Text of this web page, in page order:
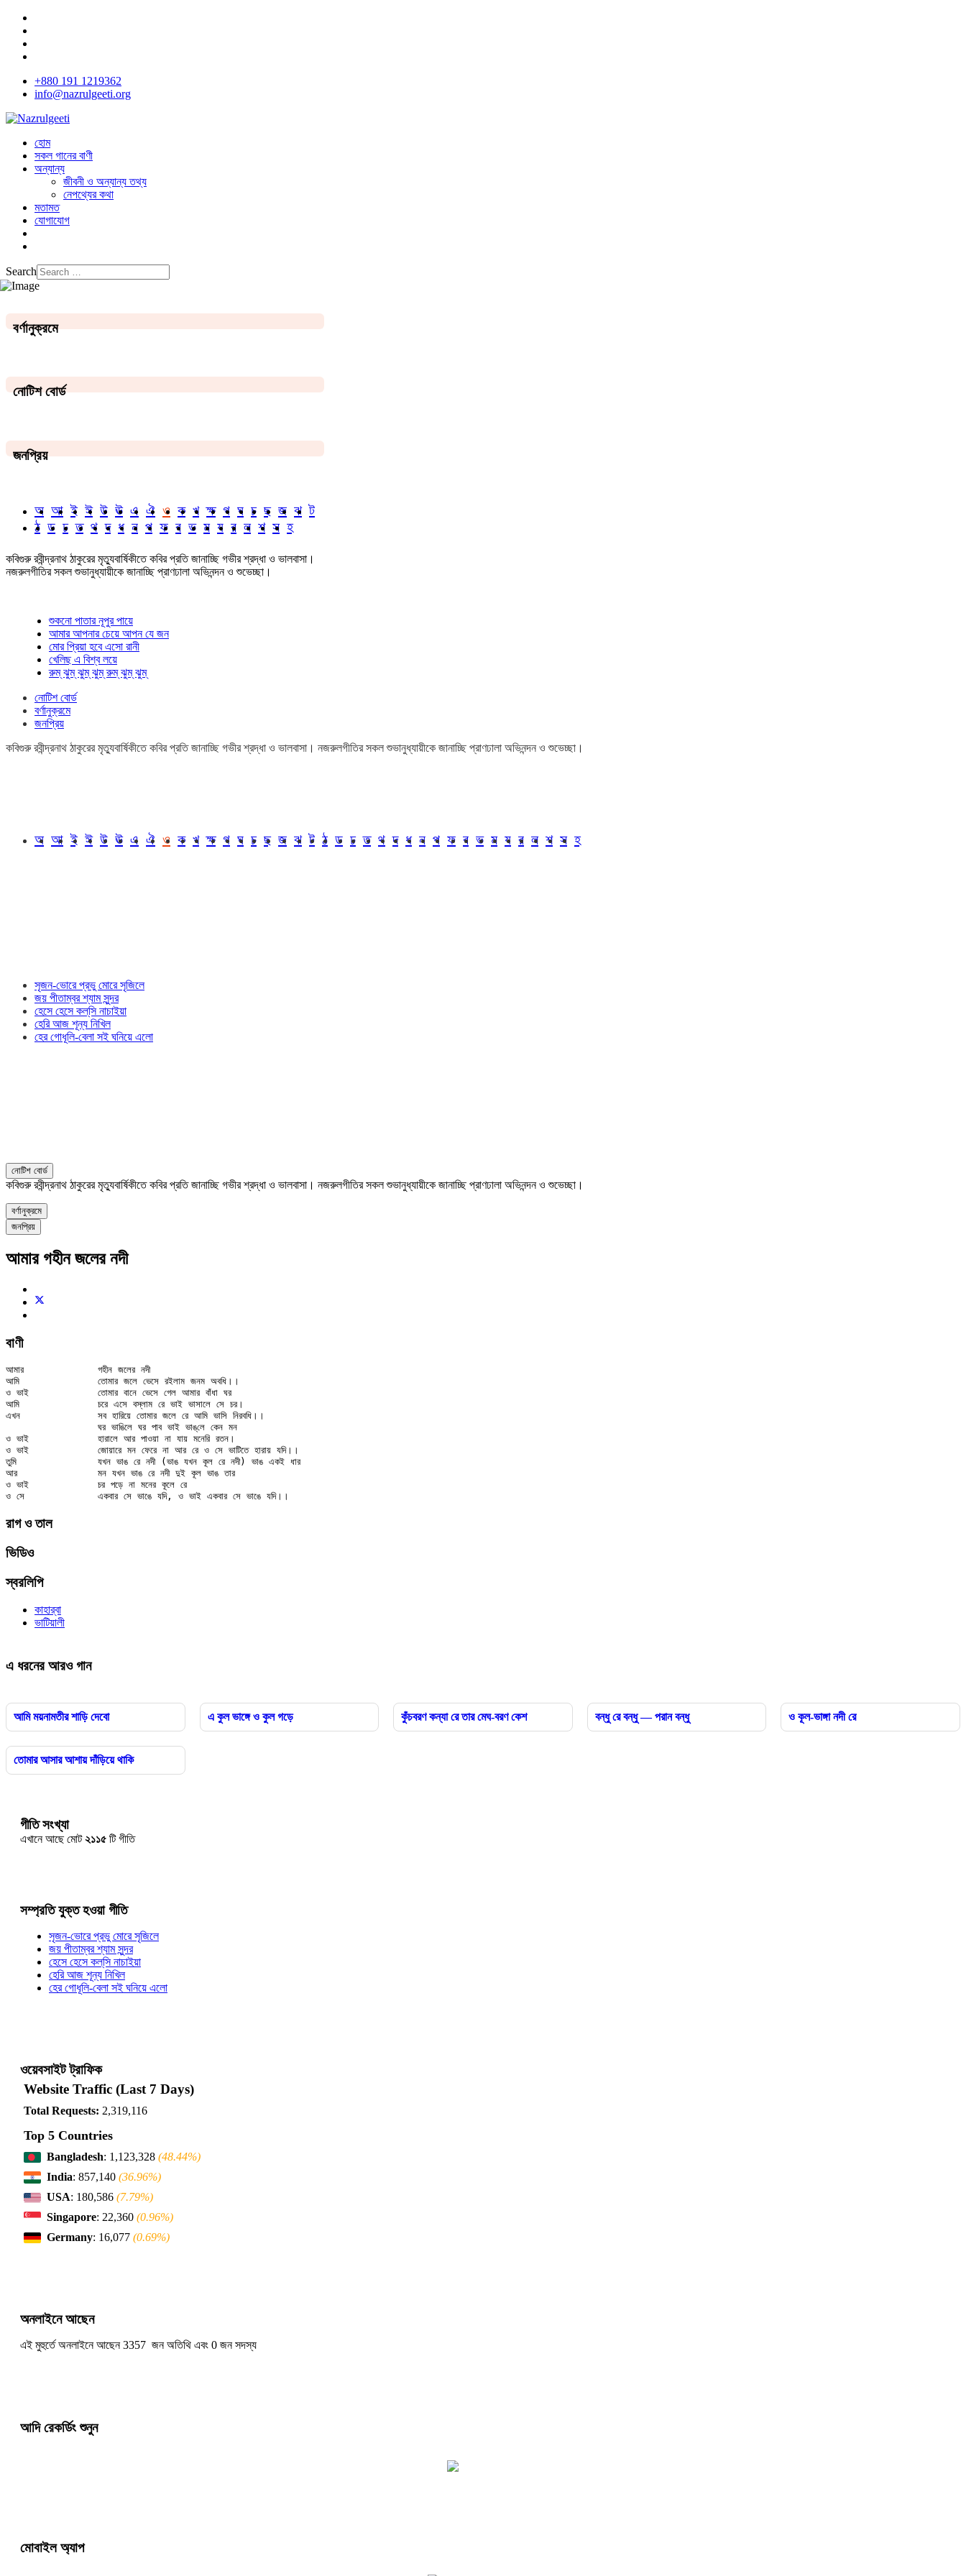
+880 191 1219362
info@nazrulgeeti.org
হোম
সকল গানের বাণী
অন্যান্য
জীবনী ও অন্যান্য তথ্য
নেপথ্যের কথা
মতামত
যোগাযোগ
Search
বর্ণানুক্রমে
নোটিশ বোর্ড
জনপ্রিয়
অ আ ই ঈ উ ঊ এ ঐ ও ক খ ক্ষ গ ঘ চ ছ জ ঝ ট
ঠ ড ঢ ত থ দ ধ ন প ফ ব ভ ম য র ল শ স হ
কবিগুরু রবীন্দ্রনাথ ঠাকুরের মৃত্যুবার্ষিকীতে কবির প্রতি জানাচ্ছি গভীর শ্রদ্ধা ও ভালবাসা।
নজরুলগীতির সকল শুভানুধ্যায়ীকে জানাচ্ছি প্রাণঢালা অভিনন্দন ও শুভেচ্ছা।
শুকনো পাতার নূপুর পায়ে
আমার আপনার চেয়ে আপন যে জন
মোর প্রিয়া হবে এসো রানী
খেলিছ এ বিশ্ব লয়ে
রুম্ ঝুম্ ঝুম্ ঝুম্ রুম্ ঝুম্ ঝুম্
নোটিশ বোর্ড
বর্ণানুক্রমে
জনপ্রিয়
কবিগুরু রবীন্দ্রনাথ ঠাকুরের মৃত্যুবার্ষিকীতে কবির প্রতি জানাচ্ছি গভীর শ্রদ্ধা ও ভালবাসা। নজরুলগীতির সকল শুভানুধ্যায়ীকে জানাচ্ছি প্রাণঢালা অভিনন্দন ও শুভেচ্ছা।
অ আ ই ঈ উ ঊ এ ঐ ও ক খ ক্ষ গ ঘ চ ছ জ ঝ ট ঠ ড ঢ ত থ দ ধ ন প ফ ব ভ ম য র ল শ স হ
সৃজন-ভোরে প্রভু মোরে সৃজিলে
জয় পীতাম্বর শ্যাম সুন্দর
হেসে হেসে কল্‌সি নাচাইয়া
হেরি আজ শূন্য নিখিল
হের গোধূলি-বেলা সই ঘনিয়ে এলো
নোটিশ বোর্ড
কবিগুরু রবীন্দ্রনাথ ঠাকুরের মৃত্যুবার্ষিকীতে কবির প্রতি জানাচ্ছি গভীর শ্রদ্ধা ও ভালবাসা। নজরুলগীতির সকল শুভানুধ্যায়ীকে জানাচ্ছি প্রাণঢালা অভিনন্দন ও শুভেচ্ছা।
বর্ণানুক্রমে
জনপ্রিয়
আমার গহীন জলের নদী
বাণী
আমার		গহীন জলের নদী
আমি		তোমার জলে ভেসে রইলাম জনম অবধি।।
ও ভাই		তোমার বানে ভেসে গেল আমার বাঁধা ঘর
আমি		চরে এসে বস্‌লাম রে ভাই ভাসালে সে চর।
এখন		সব হারিয়ে তোমার জলে রে আমি ভাসি নিরবধি।।
ও ভাই		হারালে আর পাওয়া না যায় মনেরি রতন।
ও ভাই		জোয়ারে মন ফেরে না আর রে ও সে ভাটিতে হারায় যদি।।
তুমি		যখন ভাঙ রে নদী (ভাঙ যখন কূল রে নদী) ভাঙ একই ধার
আর		মন যখন ভাঙ রে নদী দুই কূল ভাঙ তার
ও ভাই		চর পড়ে না মনের কূলে রে
রাগ ও তাল
ভিডিও
স্বরলিপি
কাহার্‌বা
ভাটিয়ালী
এ ধরনের আরও গান
আমি ময়নামতীর শাড়ি দেবো এ কুল ভাঙ্গে ও কুল গড়ে কুঁচবরণ কন্যা রে তার মেঘ-বরণ কেশ বন্ধু রে বন্ধু — পরান বন্ধু ও কূল-ভাঙ্গা নদী রে
তোমার আসার আশায় দাঁড়িয়ে থাকি
গীতি সংখ্যা
এখানে আছে মোট২১১৫ টি গীতি
সম্প্রতি যুক্ত হওয়া গীতি
সৃজন-ভোরে প্রভু মোরে সৃজিলে
জয় পীতাম্বর শ্যাম সুন্দর
হেসে হেসে কল্‌সি নাচাইয়া
হেরি আজ শূন্য নিখিল
হের গোধূলি-বেলা সই ঘনিয়ে এলো
ওয়েবসাইট ট্রাফিক
Website Traffic (Last 7 Days)
Total Requests: 2,319,116
Top 5 Countries
Bangladesh: 1,123,328 (48.44%)
India: 857,140 (36.96%)
USA: 180,586 (7.79%)
Singapore: 22,360 (0.96%)
Germany: 16,077 (0.69%)
অনলাইনে আছেন
এই মুহুর্তে অনলাইনে আছেন 3357 জন অতিথি এবং 0 জন সদস্য
আদি রেকর্ডিং শুনুন
মোবাইল অ্যাপ